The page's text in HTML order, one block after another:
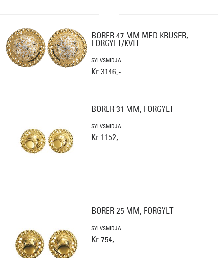
BORER 47 MM MED KRUSER,
FORGYLT/KVIT
SYLVSMIDJA
Kr 3146,-
BORER 31 MM, FORGYLT
SYLVSMIDJA
Kr 1152,-
BORER 25 MM, FORGYLT
SYLVSMIDJA
Kr 754,-